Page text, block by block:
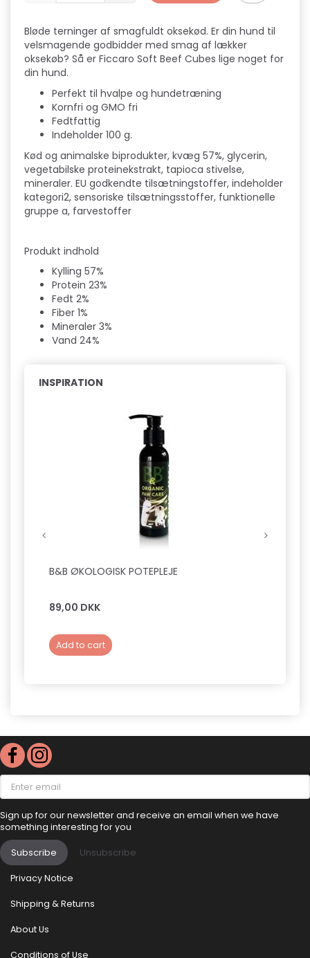
Bløde terninger af smagfuldt oksekød. Er din hund til
velsmagende godbidder med smag af lækker
oksekøb? Så er Ficcaro Soft Beef Cubes lige noget for
din hund.
Perfekt til hvalpe og hundetræning
Kornfri og GMO fri
Fedtfattig
Indeholder 100 g.
Kød og animalske biprodukter, kvæg 57%, glycerin,
vegetabilske proteinekstrakt, tapioca stivelse,
mineraler. EU godkendte tilsætningstoffer, indeholder
kategori2, sensoriske tilsætningsstoffer, funktionelle
gruppe a, farvestoffer
Produkt indhold
Kylling 57%
Protein 23%
Fedt 2%
Fiber 1%
Mineraler 3%
Vand 24%
INSPIRATION
B&B ØKOLOGISK POTEPLEJE
89,00 DKK
Add to cart
Enter
email
Sign up for our newsletter and receive an email when we have
something interesting for you
Subscribe Unsubscribe
Privacy Notice
Shipping & Returns
About Us
Conditions of Use